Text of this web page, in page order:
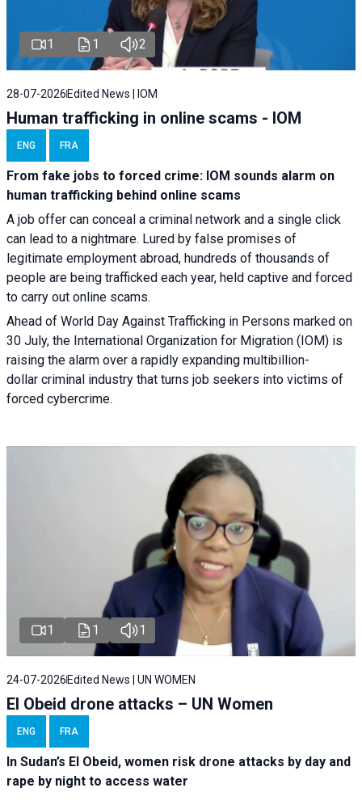
1 1 2
28-07-2026 Edited News | IOM
Human trafficking in online scams - IOM
ENG FRA
From fake jobs to forced crime: IOM sounds alarm on
human trafficking behind online scams
A job offer can conceal a criminal network and a single click
can lead to a nightmare. Lured by false promises of
legitimate employment abroad, hundreds of thousands of
people are being trafficked each year, held captive and forced
to carry out online scams.
Ahead of World Day Against Trafficking in Persons marked on
30 July, the International Organization for Migration (IOM) is
raising the alarm over a rapidly expanding multibillion-
dollar criminal industry that turns job seekers into victims of
forced cybercrime.
1 1 1
24-07-2026Edited News | UN WOMEN
El Obeid drone attacks – UN Women
ENG FRA
In Sudan’s El Obeid, women risk drone attacks by day and
rape by night to access water